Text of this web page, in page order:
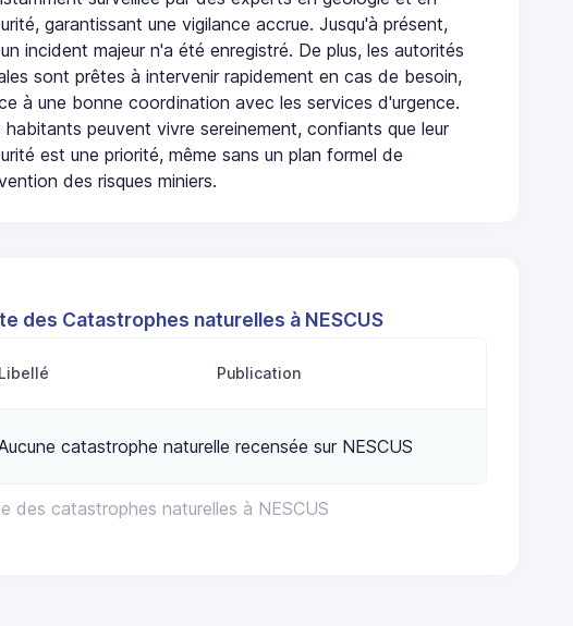
garantissant une vigilance accrue. Jusqu'à présent,
incident majeur n'a été enregistré. De plus, les autorités
sont prêtes à intervenir rapidement en cas de besoin,
à une bonne coordination avec les services d'urgence.
habitants peuvent vivre sereinement, confiants que leur
est une priorité, même sans un plan formel de
des risques miniers.
des Catastrophes naturelles à NESCUS
des catastrophes naturelles à NESCUS
Libellé Publication
catastrophe naturelle recensée sur NESCUS